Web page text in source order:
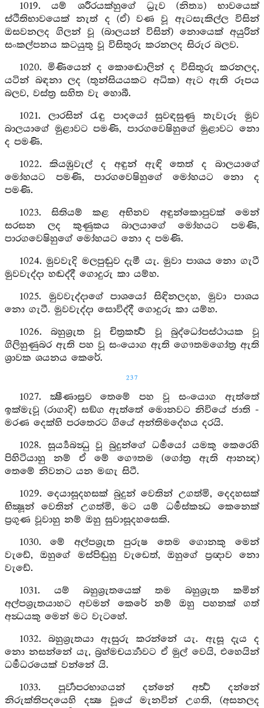
1019. යම් ශරීරයක්හුගේ ධ්‍රැව (නිත්‍ය) භාවයෙක්
ස්ථිතිභාවයෙක් නැත් ද (ඒ) වණ වූ ඇටසැකිල්ල විසින්
ඔසවනලද ගිලන් වූ (බාලයන් විසින්) නොයෙක් අයුරින්
සංකල්පනය කටයුතු වූ විසිතුරු කරනලද සිරුර බලව.
1020. මිණියෙන් ද කොඬොලින් ද විසිතුරු කරනලද,
යටින් බඳනා ලද (තුන්සියයකට අධික) ඇට ඇති රූපය
බලව, වස්ත්‍ර සහිත වැ හොබී.
1021. ලාරසින් රැඳු පාදයෝ සුවඳසුණු තැවැරූ මුව
බාලයාගේ මුළාවට පමණි, පාරගවෙෂිහුගේ මුළාවට නො
ද පමණි.
1022. කියඹුවැල් ද අඳුන් ඇඳි තෙත් ද බාලයාගේ
මෝහයට පමණි, පාරගවෙෂිහුගේ මෝහයට නො ද
පමණි.
1023. සිතියම් කළ අභිනව අඳුන්කොපුවක් මෙන්
සරසන ලද කුණුකය බාලයාගේ මෝහයට පමණි,
පාරගවෙෂිහුගේ මෝහයට නො ද පමණි.
1024. මුවවැදි මලපුඬුව දැමී යැ. මුවා පාශය නො ගැටී
මුවවැද්දා හඬද්දී ගොදුරු කා යම්හ.
1025. මුවවැද්දාගේ පාශයෝ සිඳිනලදහ, මුවා පාශය
නො ගැටී. මුවවැද්දා සොවිද්දී ගොදුරු කා යම්හ.
1026. බහුශ්‍රුත වූ චිත්‍රකර්‍ත්‍ථ වූ බුද්ධෝපස්ථායක වූ
ගිලිහුණුබර ඇති පහ වූ සංයොග ඇති ගෞතමගෝත්‍ර ඇති
ශ්‍රාවක ශයනය කෙරේ.
237
1027. ක්‍ෂීණාස්‍රව තෙමේ පහ වූ සංයොග ඇත්තේ
ඉක්මැවූ (රාගාදි) සඞ්ග ඇත්තේ මොනවට නිවියේ ජාති -
මරණ දෙක්හි පරතෙරට ගියේ අන්තිමදේහය දරයි.
1028. සූර්‍ය්‍යබන්‍ධු වූ බුදුන්ගේ ධර්‍මයෝ යමකු කෙරෙහි
පිහිටියාහු නම් ඒ මේ ගෞතම (ගෝත්‍ර ඇති ආනන්‍ද)
තෙමේ නිවනට යන මඟැ සිටී.
1029. දෙයාසූදහසක් බුදුන් වෙතින් උගත්මි, දෙදහසක්
භික්‍ෂූන් වෙතින් උගත්මි, මට යම් ධර්‍මස්කන්‍ධ කෙනෙක්
ප්‍රගුණ වූවාහු නම් ඔහු සුවාසූදහසෙකි.
1030. මේ අල්පශ්‍රැත පුරුෂ තෙම ගොනකු මෙන්
වැඩේ, ඔහුගේ මස්පිඬුහු වැඩෙත්, ඔහුගේ ප්‍රඥාව නො
වැඩේ.
1031. යම් බහුශ්‍රැතයෙක් තම බහුශ්‍රුත කමින්
අල්පශ්‍රැතයාහට අවමන් කෙරේ නම් ඔහු පහනක් ගත්
අන්‍ධයකු මෙන් මට වැටහේ.
1032. බහුශ්‍රැතයා ඇසුරු කරන්නේ යැ. ඇසූ දැය ද
නො නසන්නේ යැ, බ්‍රහ්මචර්‍ය්‍යාවට ඒ මුල් වෙයි, එහෙයින්
ධර්‍මධරයෙක් වන්නේ යි.
1033. පූර්‍වාපරභාගයන් දන්නේ අර්‍ත්‍ථ දන්නේ
නිරුක්තිපදයෙහි දක්‍ෂ වූයේ මැනවින් උගති, (අසනලද